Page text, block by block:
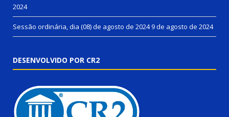
2024
Sessão ordinária, dia (08) de agosto de 20249 de agosto de 2024
DESENVOLVIDO POR CR2